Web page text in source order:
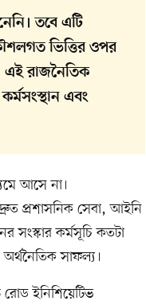
তবে এটি
ভিত্তির ওপর
এই রাজনৈতিক
এবং
আসে না।
দ্রুত প্রশাসনিক সেবা, আইনি
সংস্কার কর্মসূচি কতটা
অর্থনৈতিক সাফল্য।
রোড ইনিশিয়েটিভ